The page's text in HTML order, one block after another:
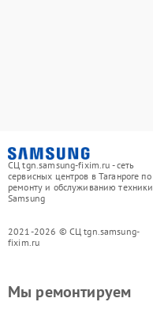
СЦ tgn.samsung-fixim.ru - сеть
сервисных центров в Таганроге по
ремонту и обслуживанию техники
Samsung
2021-2026 © СЦ tgn.samsung-
fixim.ru
Мы ремонтируем